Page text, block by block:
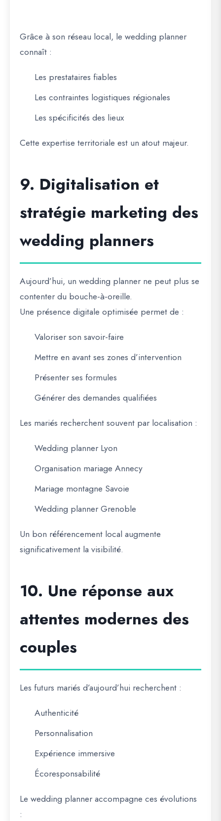
Grâce à son réseau local, le wedding planner
connaît :
Les prestataires fiables
Les contraintes logistiques régionales
Les spécificités des lieux
Cette expertise territoriale est un atout majeur.
9. Digitalisation et
stratégie marketing des
wedding planners
Aujourd’hui, un wedding planner ne peut plus se
contenter du bouche-à-oreille.
Une présence digitale optimisée permet de :
Valoriser son savoir-faire
Mettre en avant ses zones d’intervention
Présenter ses formules
Générer des demandes qualifiées
Les mariés recherchent souvent par localisation :
Wedding planner Lyon
Organisation mariage Annecy
Mariage montagne Savoie
Wedding planner Grenoble
Un bon référencement local augmente
significativement la visibilité.
10. Une réponse aux
attentes modernes des
couples
Les futurs mariés d’aujourd’hui recherchent :
Authenticité
Personnalisation
Expérience immersive
Écoresponsabilité
Le wedding planner accompagne ces évolutions
: